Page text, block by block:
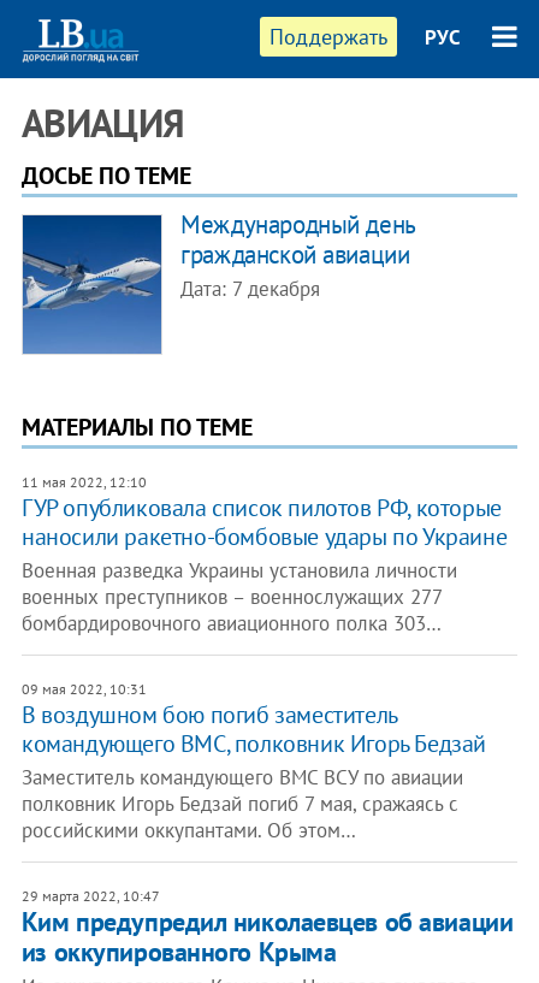
Поддержать РУС
АВИАЦИЯ
ДОСЬЕ ПО ТЕМЕ
Международный день
гражданской авиации
Дата: 7 декабря
МАТЕРИАЛЫ ПО ТЕМЕ
11 мая 2022, 12:10
ГУР опубликовала список пилотов РФ, которые
наносили ракетно-бомбовые удары по Украине
Военная разведка Украины установила личности
военных преступников – военнослужащих 277
бомбардировочного авиационного полка 303…
09 мая 2022, 10:31
В воздушном бою погиб заместитель
командующего ВМС, полковник Игорь Бедзай
Заместитель командующего ВМС ВСУ по авиации
полковник Игорь Бедзай погиб 7 мая, сражаясь с
российскими оккупантами. Об этом…
29 марта 2022, 10:47
Ким предупредил николаевцев об авиации
из оккупированного Крыма